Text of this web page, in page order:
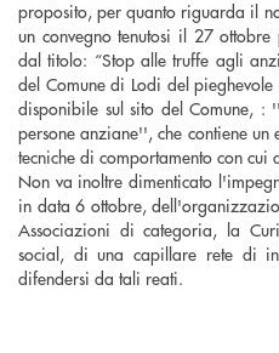
proposito, per quanto riguarda il
un convegno tenutosi il 27
dal titolo: “Stop alle truffe agli
del Comune di Lodi del
disponibile sul sito del Comune,
persone anziane'', che contiene
tecniche di comportamento con
Non va inoltre dimenticato
in data 6 ottobre,
Associazioni di categoria, la
social, di una capillare rete di
difendersi da tali reati.